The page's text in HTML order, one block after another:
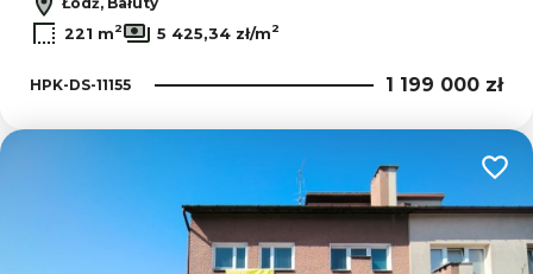
Łódź, Bałuty
221 m2 5 425,34 zł/m2
HPK-DS-11155 1 199 000 zł